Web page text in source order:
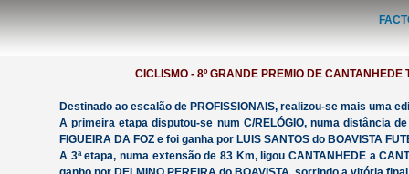
CICLISMO - 8º GRANDE PREMIO DE
Destinado ao escalão de PROFISSIONAIS, realizou-se mais uma
A primeira etapa disputou-se num C/RELÓGIO, numa distância
FIGUEIRA DA FOZ e foi ganha por LUIS SANTOS do BOAVISTA
A 3ª etapa, numa extensão de 83 Km, ligou CANTANHEDE a